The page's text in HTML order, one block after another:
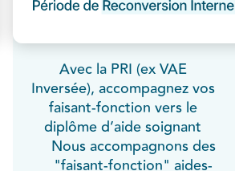
Avec la PRI (ex VAE
Inversée), accompagnez vos
faisant-fonction vers le
diplôme d’aide soignant
Nous accompagnons des
"faisant-fonction" aides-